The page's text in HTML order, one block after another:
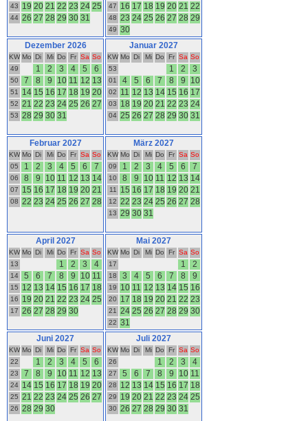
43 19 20 21 22 23 24 25
44 26 27 28 29 30 31
47 16 17 18 19 20 21 22
48 23 24 25 26 27 28 29
49 30
Dezember 2026
KW Mo Di Mi Do Fr Sa So
49
1 2 3 4 5 6
50 7 8 9 10 11 12 13
51 14 15 16 17 18 19 20
52 21 22 23 24 25 26 27
53 28 29 30 31
Januar 2027
KW Mo Di Mi Do Fr Sa So
53
1 2 3
01 4 5 6 7 8 9 10
02 11 12 13 14 15 16 17
03 18 19 20 21 22 23 24
04 25 26 27 28 29 30 31
Februar 2027
KW Mo Di Mi Do Fr Sa So
05
1 2 3 4 5 6 7
06 8 9 10 11 12 13 14
07 15 16 17 18 19 20 21
08 22 23 24 25 26 27 28
März 2027
KW Mo Di Mi Do Fr Sa So
09
1 2 3 4 5 6 7
10 8 9 10 11 12 13 14
11 15 16 17 18 19 20 21
12 22 23 24 25 26 27 28
13 29 30 31
April 2027
KW Mo Di Mi Do Fr Sa So
13
1 2 3 4
14 5 6 7 8 9 10 11
15 12 13 14 15 16 17 18
16 19 20 21 22 23 24 25
17 26 27 28 29 30
Mai 2027
KW Mo Di Mi Do Fr Sa So
17
1 2
18 3 4 5 6 7 8 9
19 10 11 12 13 14 15 16
20 17 18 19 20 21 22 23
21 24 25 26 27 28 29 30
22 31
Juni 2027
KW Mo Di Mi Do Fr Sa So
22
1 2 3 4 5 6
23 7 8 9 10 11 12 13
24 14 15 16 17 18 19 20
25 21 22 23 24 25 26 27
26 28 29 30
Juli 2027
KW Mo Di Mi Do Fr Sa So
26
1 2 3 4
27 5 6 7 8 9 10 11
28 12 13 14 15 16 17 18
29 19 20 21 22 23 24 25
30 26 27 28 29 30 31